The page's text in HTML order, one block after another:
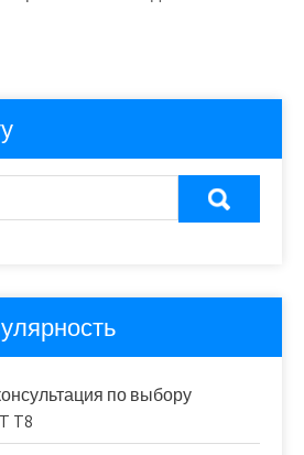
по выбору
T8